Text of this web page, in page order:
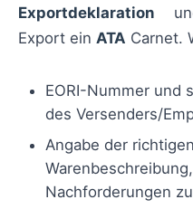
Exportdeklaration
Export ein ATA Carnet.
EORI-Nummer und
des Versenders/
Angabe der richtigen
Nachforderungen